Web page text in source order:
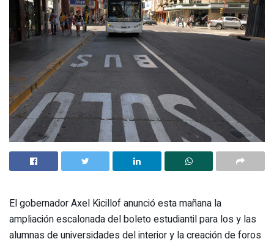
El gobernador Axel Kicillof anunció esta mañana la
ampliación escalonada del boleto estudiantil para los y las
alumnas de universidades del interior y la creación de foros